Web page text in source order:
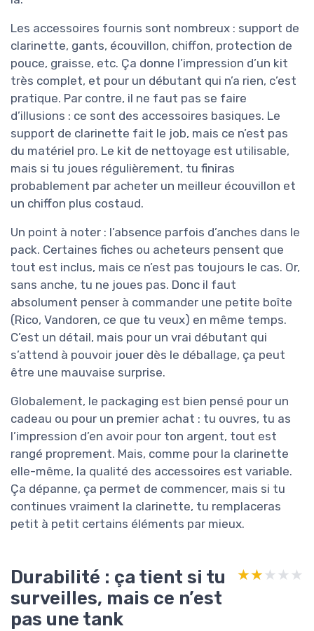
Les accessoires fournis sont nombreux : support de
clarinette, gants, écouvillon, chiffon, protection de
pouce, graisse, etc. Ça donne l’impression d’un kit
très complet, et pour un débutant qui n’a rien, c’est
pratique. Par contre, il ne faut pas se faire
d’illusions : ce sont des accessoires basiques. Le
support de clarinette fait le job, mais ce n’est pas
du matériel pro. Le kit de nettoyage est utilisable,
mais si tu joues régulièrement, tu finiras
probablement par acheter un meilleur écouvillon et
un chiffon plus costaud.
Un point à noter : l’absence parfois d’anches dans le
pack. Certaines fiches ou acheteurs pensent que
tout est inclus, mais ce n’est pas toujours le cas. Or,
sans anche, tu ne joues pas. Donc il faut
absolument penser à commander une petite boîte
(Rico, Vandoren, ce que tu veux) en même temps.
C’est un détail, mais pour un vrai débutant qui
s’attend à pouvoir jouer dès le déballage, ça peut
être une mauvaise surprise.
Globalement, le packaging est bien pensé pour un
cadeau ou pour un premier achat : tu ouvres, tu as
l’impression d’en avoir pour ton argent, tout est
rangé proprement. Mais, comme pour la clarinette
elle-même, la qualité des accessoires est variable.
Ça dépanne, ça permet de commencer, mais si tu
continues vraiment la clarinette, tu remplaceras
petit à petit certains éléments par mieux.
Durabilité : ça tient si tu
surveilles, mais ce n’est
pas une tank
★★★★★
★★★★★